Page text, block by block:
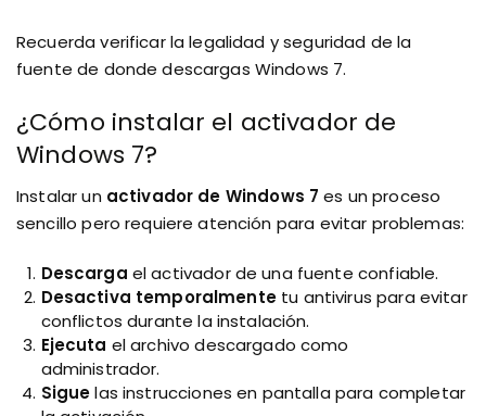
Recuerda verificar la legalidad y seguridad de la
fuente de donde descargas Windows 7.
¿Cómo instalar el activador de
Windows 7?
Instalar un activador de Windows 7 es un proceso
sencillo pero requiere atención para evitar problemas:
Descarga el activador de una fuente confiable.
Desactiva temporalmentetu antivirus para evitar
conflictos durante la instalación.
Ejecuta el archivo descargado como
administrador.
Siguelas instrucciones en pantalla para completar